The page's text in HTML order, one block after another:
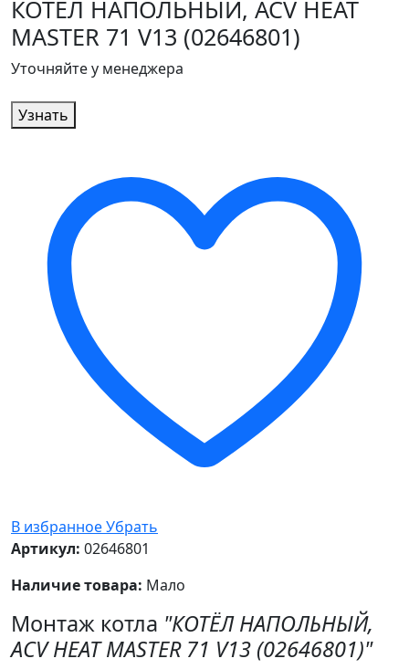
КОТЁЛ НАПОЛЬНЫЙ, ACV HEAT
MASTER 71 V13 (02646801)
Уточняйте у менеджера
Узнать
В избранноеУбрать
Артикул: 02646801
Наличие товара: Мало
Монтаж котла "КОТЁЛ НАПОЛЬНЫЙ,
ACV HEAT MASTER 71 V13 (02646801)"